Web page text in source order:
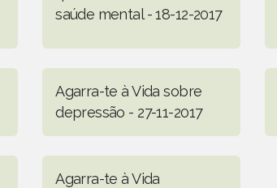
saúde mental - 18-12-2017
Agarra-te à Vida sobre
depressão - 27-11-2017
Agarra-te à Vida